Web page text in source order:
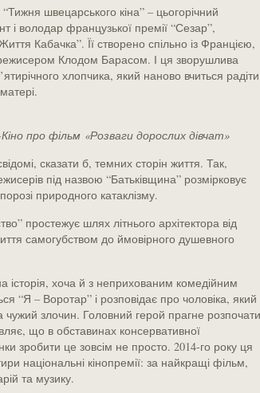
швецарського кіна” – цьогорічний
і володар французької премії “Сезар”,
Кабачка”. Її створено спільно із Францією,
Клодом Барасом. І ця зворушлива
хлопчика, який наново вчиться радіти
про фільм «Розваги дорослих дівчат»
сказати б, темних сторін життя. Так,
під назвою “Батьківщина” розмірковує
природного катаклізму.
простежує шлях літнього архітектора від
самогубством до ймовірного душевного
історія, хоча й з неприхованим комедійним
“Я – Воротар” і розповідає про чоловіка, який
чужий злочин. Головний герой прагне розпочати
що в обставинах консервативної
зробити це зовсім не просто. 2014-го року ця
національні кінопремії: за найкращі фільм,
та музику.